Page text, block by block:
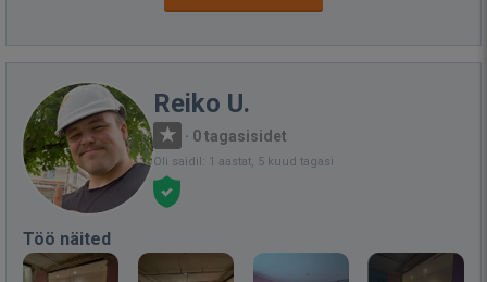
Reiko U.
· 0 tagasisidet
Oli saidil: 1 aastat, 5 kuud tagasi
Töö näited